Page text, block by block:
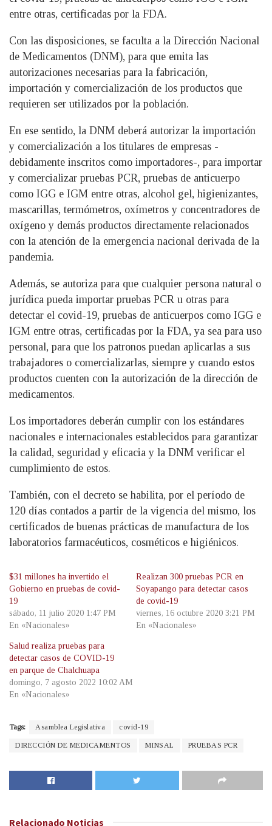
entre otras, certificadas por la FDA.
Con las disposiciones, se faculta a la Dirección Nacional
de Medicamentos (DNM), para que emita las
autorizaciones necesarias para la fabricación,
importación y comercialización de los productos que
requieren ser utilizados por la población.
En ese sentido, la DNM deberá autorizar la importación
y comercialización a los titulares de empresas -
debidamente inscritos como importadores-, para importar
y comercializar pruebas PCR, pruebas de anticuerpo
como IGG e IGM entre otras, alcohol gel, higienizantes,
mascarillas, termómetros, oxímetros y concentradores de
oxígeno y demás productos directamente relacionados
con la atención de la emergencia nacional derivada de la
pandemia.
Además, se autoriza para que cualquier persona natural o
jurídica pueda importar pruebas PCR u otras para
detectar el covid-19, pruebas de anticuerpos como IGG e
IGM entre otras, certificadas por la FDA, ya sea para uso
personal, para que los patronos puedan aplicarlas a sus
trabajadores o comercializarlas, siempre y cuando estos
productos cuenten con la autorización de la dirección de
medicamentos.
Los importadores deberán cumplir con los estándares
nacionales e internacionales establecidos para garantizar
la calidad, seguridad y eficacia y la DNM verificar el
cumplimiento de estos.
También, con el decreto se habilita, por el período de
120 días contados a partir de la vigencia del mismo, los
certificados de buenas prácticas de manufactura de los
laboratorios farmacéuticos, cosméticos e higiénicos.
$31 millones ha invertido el
Gobierno en pruebas de covid-
19
sábado, 11 julio 2020 1:47 PM
En «Nacionales»
Realizan 300 pruebas PCR en
Soyapango para detectar casos
de covid-19
viernes, 16 octubre 2020 3:21 PM
En «Nacionales»
Salud realiza pruebas para
detectar casos de COVID-19
en parque de Chalchuapa
domingo, 7 agosto 2022 10:02 AM
En «Nacionales»
Tags: Asamblea Legislativa covid-19
DIRECCIÓN DE MEDICAMENTOS MINSAL PRUEBAS PCR
Relacionado Noticias